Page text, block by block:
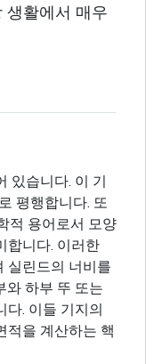
생활에서 매우
있습니다. 이 기
평행합니다. 또
적 용어로서 모양
합니다. 이러한
실린드의 너비를
와 하부 뚜 또는
다. 이들 기지의
적을 계산하는 핵